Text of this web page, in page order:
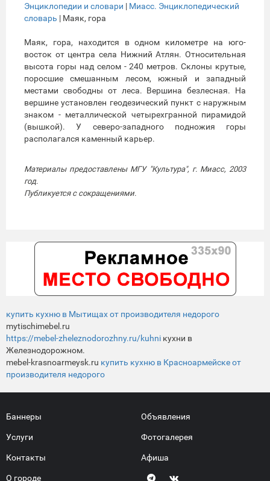
Энциклопедии и словари | Миасс. Энциклопедический
словарь | Маяк, гора
Маяк, гора, находится в одном километре на юго-
восток от центра села Нижний Атлян. Относительная
высота горы над селом - 240 метров. Склоны крутые,
поросшие смешанным лесом, южный и западный
местами свободны от леса. Вершина безлесная. На
вершине установлен геодезический пункт с наружным
знаком - металлической четырехгранной пирамидой
(вышкой). У северо-западного подножия горы
располагался каменный карьер.
Материалы предоставлены МГУ "Культура", г. Миасс, 2003
год.
Публикуется с сокращениями.
купить кухню в Мытищах от производителя недорого
mytischimebel.ru
https://mebel-zheleznodorozhny.ru/kuhni кухни в
Железнодорожном.
mebel-krasnoarmeysk.ru купить кухню в Красноармейске от
производителя недорого
Баннеры
Услуги
Контакты
О городе
Объявления
Фотогалерея
Афиша